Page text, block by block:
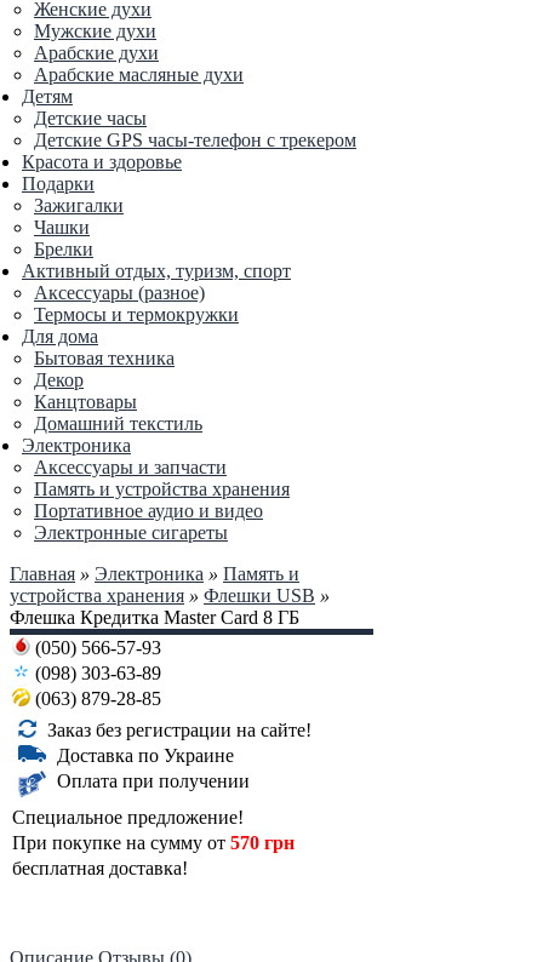
Женские духи
Мужские духи
Арабские духи
Арабские масляные духи
Детям
Детские часы
Детские GPS часы-телефон с трекером
Красота и здоровье
Подарки
Зажигалки
Чашки
Брелки
Активный отдых, туризм, спорт
Аксессуары (разное)
Термосы и термокружки
Для дома
Бытовая техника
Декор
Канцтовары
Домашний текстиль
Электроника
Аксессуары и запчасти
Память и устройства хранения
Портативное аудио и видео
Электронные сигареты
Главная » Электроника » Память и
устройства хранения » Флешки USB »
Флешка Кредитка Master Card 8 ГБ
(050) 566-57-93
(098) 303-63-89
(063) 879-28-85
Заказ без регистрации на сайте!
Доставка по Украине
Оплата при получении
Специальное предложение!
При покупке на сумму от 570 грн
бесплатная доставка!
Описание Отзывы (0)